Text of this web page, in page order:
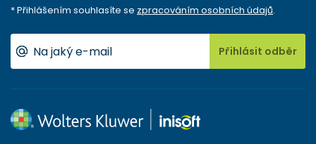
* Přihlášením souhlasíte se zpracováním osobních údajů.
Přihlásit odběr